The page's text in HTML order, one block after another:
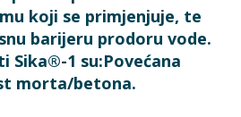
koji se primjenjuje, te
barijeru prodoru vode.
Sika®-1 su:Povećana
morta/betona.